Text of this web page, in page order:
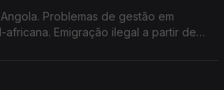
Problemas de gestão em
Emigração ilegal a partir de